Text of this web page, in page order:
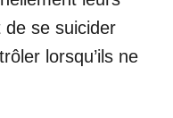
de se suicider
lorsqu’ils ne